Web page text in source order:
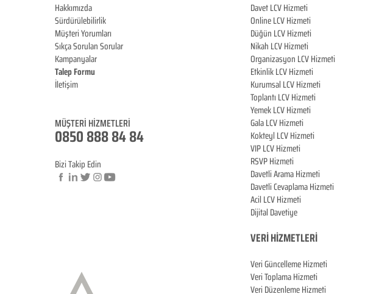
Hakkımızda
Sürdürülebilirlik
Müşteri Yorumları
Sıkça Sorulan Sorular
Kampanyalar
Talep Formu
İletişim
MÜŞTERİ HİZMETLERİ
0850 888 84 84
Bizi Takip Edin
Davet LCV Hizmeti
Online LCV Hizmeti
Düğün LCV Hizmeti
Nikah LCV Hizmeti
Organizasyon LCV Hizmeti
Etkinlik LCV Hizmeti
Kurumsal LCV Hizmeti
Toplantı LCV Hizmeti
Yemek LCV Hizmeti
Gala LCV Hizmeti
Kokteyl LCV Hizmeti
VIP LCV Hizmeti
RSVP Hizmeti
Davetli Arama Hizmeti
Davetli Cevaplama Hizmeti
Acil LCV Hizmeti
Dijital Davetiye
VERİ HİZMETLERİ
Veri Güncelleme Hizmeti
Veri Toplama Hizmeti
Veri Düzenleme Hizmeti